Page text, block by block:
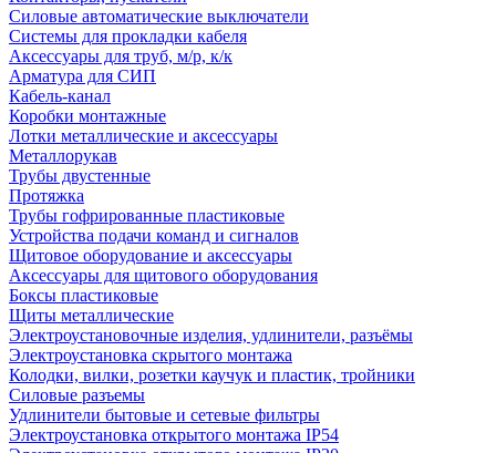
Силовые автоматические выключатели
Системы для прокладки кабеля
Аксессуары для труб, м/р, к/к
Арматура для СИП
Кабель-канал
Коробки монтажные
Лотки металлические и аксессуары
Металлорукав
Трубы двустенные
Протяжка
Трубы гофрированные пластиковые
Устройства подачи команд и сигналов
Щитовое оборудование и аксессуары
Аксессуары для щитового оборудования
Боксы пластиковые
Щиты металлические
Электроустановочные изделия, удлинители, разъёмы
Электроустановка скрытого монтажа
Колодки, вилки, розетки каучук и пластик, тройники
Силовые разъемы
Удлинители бытовые и сетевые фильтры
Электроустановка открытого монтажа IP54